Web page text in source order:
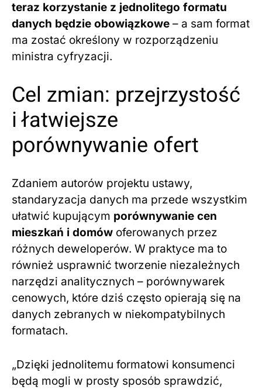
teraz korzystanie z jednolitego formatu
danych będzie obowiązkowe – a sam format
ma zostać określony w rozporządzeniu
ministra cyfryzacji.
Cel zmian: przejrzystość
i łatwiejsze
porównywanie ofert
Zdaniem autorów projektu ustawy,
standaryzacja danych ma przede wszystkim
ułatwić kupującym porównywanie cen
mieszkań i domów oferowanych przez
różnych deweloperów. W praktyce ma to
również usprawnić tworzenie niezależnych
narzędzi analitycznych – porównywarek
cenowych, które dziś często opierają się na
danych zebranych w niekompatybilnych
formatach.
„Dzięki jednolitemu formatowi konsumenci
będą mogli w prosty sposób sprawdzić,